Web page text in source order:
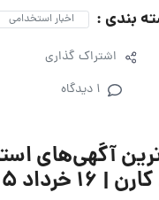
بندی : اخبار استخدامی
اشتراک گذاری
1 دیدگاه
آگهی‌های
۱۴۰۵